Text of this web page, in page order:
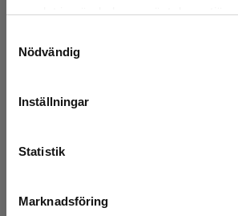
samlat in när du har använt deras
Nödvändig
Inställningar
Statistik
Marknadsföring